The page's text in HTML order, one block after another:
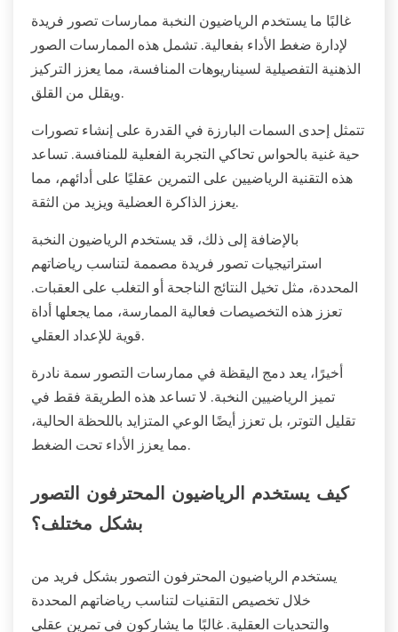
غالبًا ما يستخدم الرياضيون النخبة ممارسات تصور فريدة
لإدارة ضغط الأداء بفعالية. تشمل هذه الممارسات الصور
الذهنية التفصيلية لسيناريوهات المنافسة، مما يعزز التركيز
ويقلل من القلق.
تتمثل إحدى السمات البارزة في القدرة على إنشاء تصورات
حية غنية بالحواس تحاكي التجربة الفعلية للمنافسة. تساعد
هذه التقنية الرياضيين على التمرين عقليًا على أدائهم، مما
يعزز الذاكرة العضلية ويزيد من الثقة.
بالإضافة إلى ذلك، قد يستخدم الرياضيون النخبة
استراتيجيات تصور فريدة مصممة لتناسب رياضاتهم
المحددة، مثل تخيل النتائج الناجحة أو التغلب على العقبات.
تعزز هذه التخصيصات فعالية الممارسة، مما يجعلها أداة
قوية للإعداد العقلي.
أخيرًا، يعد دمج اليقظة في ممارسات التصور سمة نادرة
تميز الرياضيين النخبة. لا تساعد هذه الطريقة فقط في
تقليل التوتر، بل تعزز أيضًا الوعي المتزايد باللحظة الحالية،
مما يعزز الأداء تحت الضغط.
كيف يستخدم الرياضيون المحترفون التصور
بشكل مختلف؟
يستخدم الرياضيون المحترفون التصور بشكل فريد من
خلال تخصيص التقنيات لتناسب رياضاتهم المحددة
والتحديات العقلية. غالبًا ما يشاركون في تمرين عقلي